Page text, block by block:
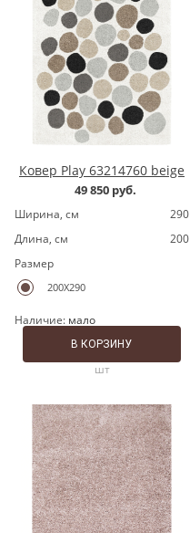
Ковер Play 63214760 beige
49 850 руб.
Ширина, cм
290
Длина, cм
200
Размер
200X290
Наличие: мало
шт
В КОРЗИНУ